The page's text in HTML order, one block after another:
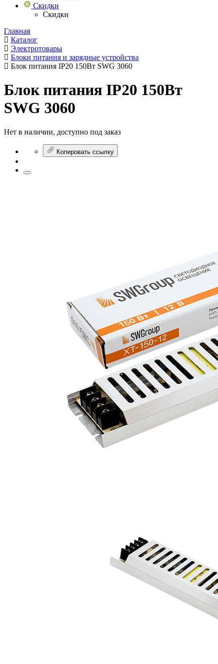
Скидки
Скидки
Главная
Каталог
Электротовары
Блоки питания и зарядные устройства
Блок питания IP20 150Вт SWG 3060
Блок питания IP20 150Вт
SWG 3060
Нет в наличии, доступно под заказ
Копировать ссылку